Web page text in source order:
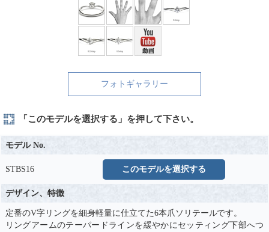
フォトギャラリー
「このモデルを選択する」を押して下さい。
モデル No.
STBS16 このモデルを選択する
デザイン、特徴
定番のV字リングを細身軽量に仕立てた6本爪ソリテールです。
リングアームのテーパードラインを緩やかにセッティング下部へつ